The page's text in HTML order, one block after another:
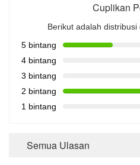
Cuplikan
Berikut adalah
5 bintang
4 bintang
3 bintang
2 bintang
1 bintang
Semua Ulasan